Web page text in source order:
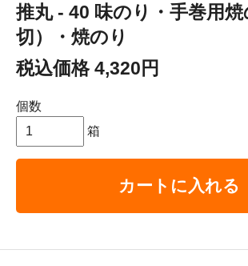
推丸 - 40 味のり・手巻用
切）・焼のり
税込価格 4,320円
個数
箱
カートに入れる